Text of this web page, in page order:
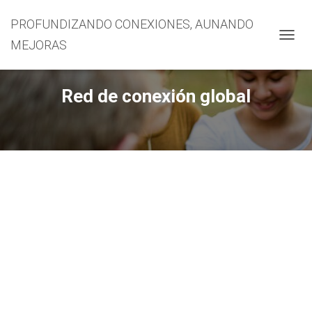
PROFUNDIZANDO CONEXIONES, AUNANDO
MEJORAS
Red de conexión global